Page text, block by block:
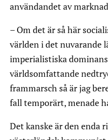
användandet av
– Om det är så här
världen i det nuvarande
imperialistiska
världsomfattande
frammarsch så är jag
fall temporärt, menade
Det kanske är den enda